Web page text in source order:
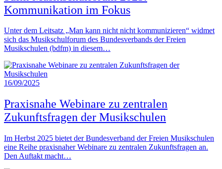
Kommunikation im Fokus
Unter dem Leitsatz „Man kann nicht nicht kommunizieren“ widmet
sich das Musikschulforum des Bundesverbands der Freien
Musikschulen (bdfm) in diesem…
16/09/2025
Praxisnahe Webinare zu zentralen
Zukunftsfragen der Musikschulen
Im Herbst 2025 bietet der Bundesverband der Freien Musikschulen
eine Reihe praxisnaher Webinare zu zentralen Zukunftsfragen an.
Den Auftakt macht…